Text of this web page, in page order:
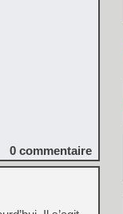
0 commentaire